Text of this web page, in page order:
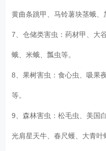
黄曲条跳甲、马铃薯块茎蛾、
7、仓储类害虫：药材甲、大
蛾、米蛾、瓢虫等。
8、果树害虫：食心虫、吸果
等。
9、森林害虫：松毛虫、美国
光肩星天牛、春尺蠖、大青